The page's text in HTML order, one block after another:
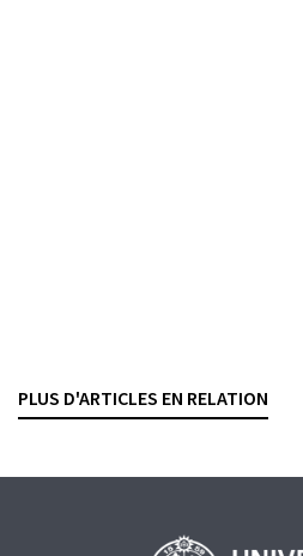
PLUS D'ARTICLES EN RELATION